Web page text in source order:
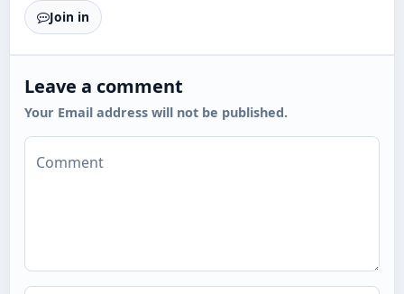
Join in
Leave a comment
Your Email address will not be published.
Comment